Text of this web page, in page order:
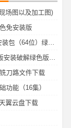
场图以及加工图)
免安装版
刀路文件下载
功能（16集）
翼云盘下载